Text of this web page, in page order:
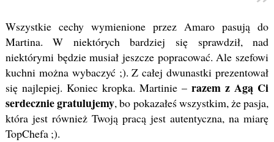
Wszystkie cechy wymienione przez Amaro pasują do
Martina. W niektórych bardziej się sprawdził, nad
niektórymi będzie musiał jeszcze popracować. Ale szefowi
kuchni można wybaczyć ;). Z całej dwunastki prezentował
się najlepiej. Koniec kropka. Martinie –razem z Agą Ci
serdecznie gratulujemy, bo pokazałeś wszystkim, że pasja,
która jest również Twoją pracą jest autentyczna, na miarę
TopChefa ;).